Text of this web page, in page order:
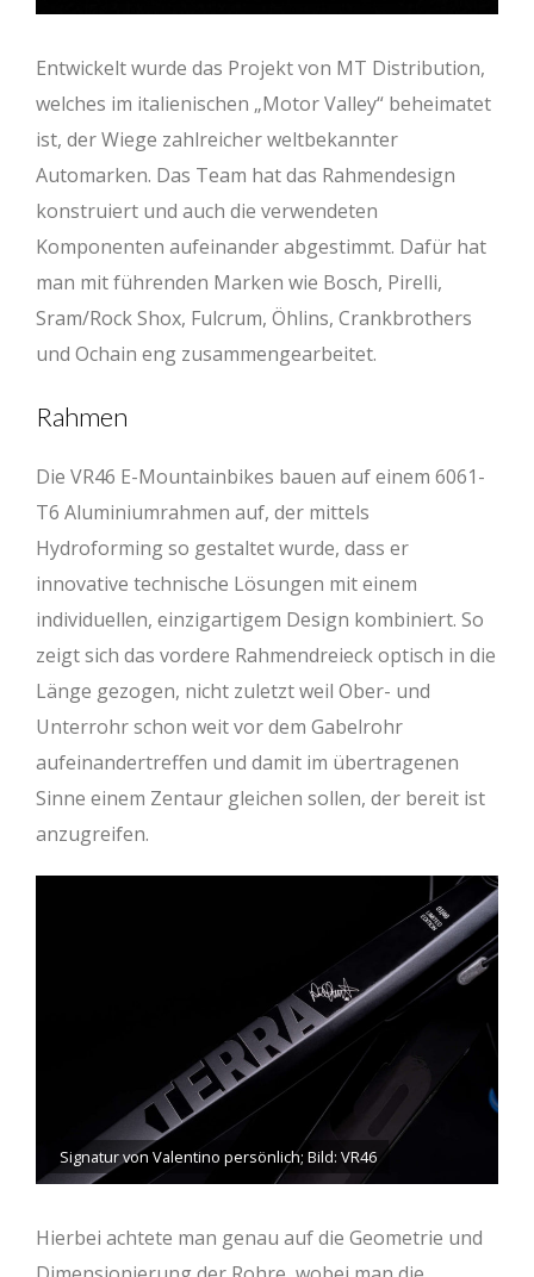
Entwickelt wurde das Projekt von MT Distribution,
welches im italienischen „Motor Valley“ beheimatet
ist, der Wiege zahlreicher weltbekannter
Automarken. Das Team hat das Rahmendesign
konstruiert und auch die verwendeten
Komponenten aufeinander abgestimmt. Dafür hat
man mit führenden Marken wie Bosch, Pirelli,
Sram/Rock Shox, Fulcrum, Öhlins, Crankbrothers
und Ochain eng zusammengearbeitet.
Rahmen
Die VR46 E-Mountainbikes bauen auf einem 6061-
T6 Aluminiumrahmen auf, der mittels
Hydroforming so gestaltet wurde, dass er
innovative technische Lösungen mit einem
individuellen, einzigartigem Design kombiniert. So
zeigt sich das vordere Rahmendreieck optisch in die
Länge gezogen, nicht zuletzt weil Ober- und
Unterrohr schon weit vor dem Gabelrohr
aufeinandertreffen und damit im übertragenen
Sinne einem Zentaur gleichen sollen, der bereit ist
anzugreifen.
Signatur von Valentino persönlich; Bild: VR46
Hierbei achtete man genau auf die Geometrie und